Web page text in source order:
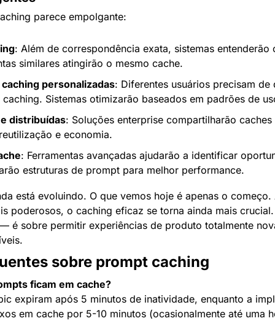
parece empolgante:
: Além de correspondência exata, sistemas
similares atingirão o mesmo cache.
personalizadas: Diferentes usuários precisam de
Sistemas otimizarão baseados em padrões de
distribuídas: Soluções enterprise compartilharão
e economia.
: Ferramentas avançadas ajudarão a identificar
estruturas de prompt para melhor performance.
está evoluindo. O que vemos hoje é apenas o
poderosos, o caching eficaz se torna ainda mais
é sobre permitir experiências de produto totalmente
sobre prompt caching
ficam em cache?
expiram após 5 minutos de inatividade, enquanto a
em cache por 5-10 minutos (ocasionalmente até uma